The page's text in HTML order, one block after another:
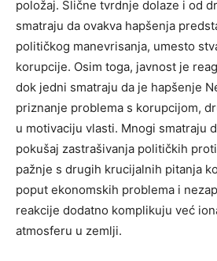
položaj. Slične tvrdnje dolaze i od
smatraju da ovakva hapšenja
političkog manevrisanja, umesto
korupcije. Osim toga, javnost je
dok jedni smatraju da je hapšenje
priznanje problema s korupcijom,
u motivaciju vlasti. Mnogi smatraju
pokušaj zastrašivanja političkih
pažnje s drugih krucijalnih pitanja
poput ekonomskih problema i
reakcije dodatno komplikuju već
atmosferu u zemlji.